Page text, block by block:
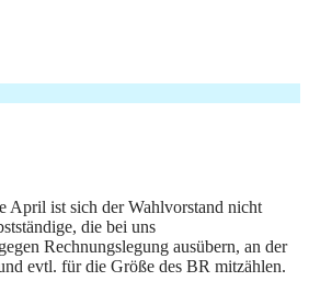
April ist sich der Wahlvorstand nicht
die bei uns
Rechnungslegung ausübern, an der
evtl. für die Größe des BR mitzählen.